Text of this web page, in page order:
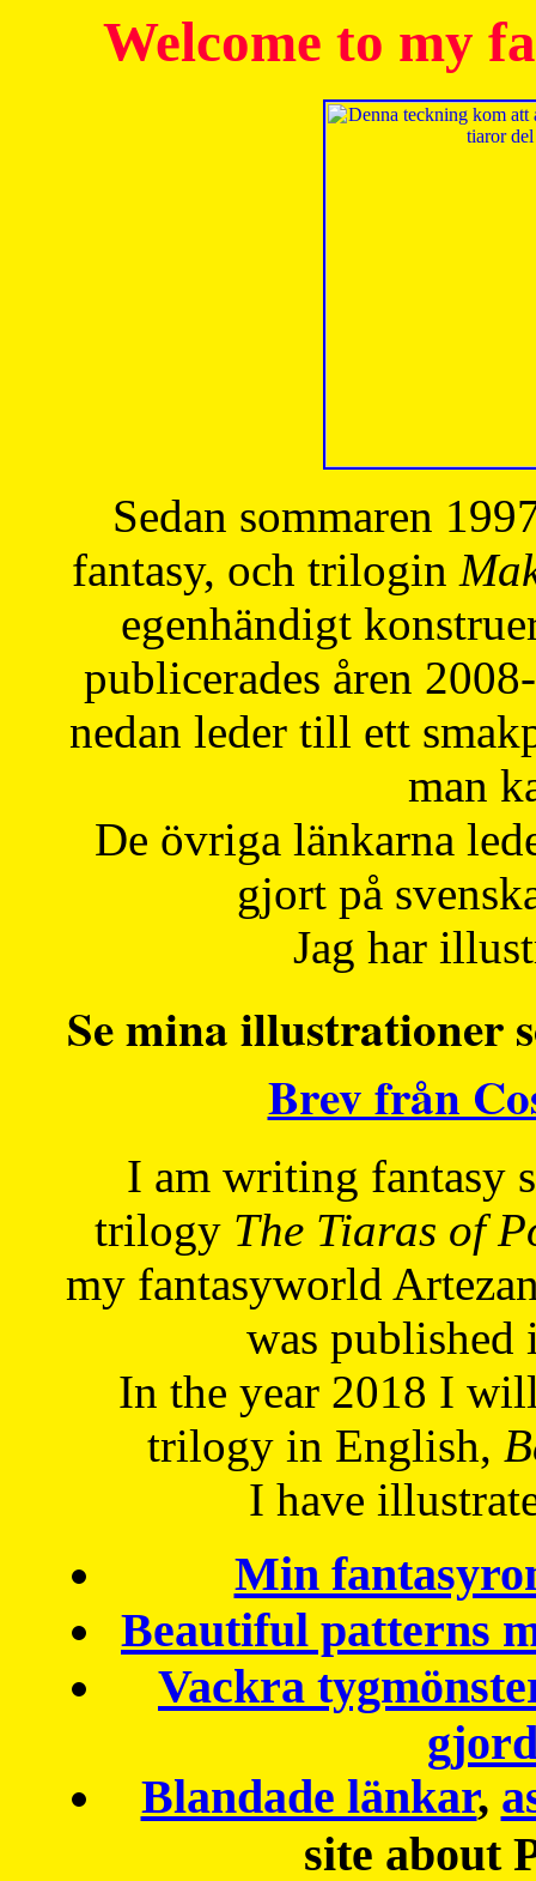
Welcome to my
Sedan sommaren
fantasy, och trilogin
egenhändigt
publicerades åren
nedan leder till ett
man
De övriga länkarna
gjort på
Jag har
Se mina illustrationer
Brev från
I am writing fantasy
trilogy The Tiaras of
my fantasyworld
was published
In the year 2018 I
trilogy in English,
I have
Min
Beautiful patterns
Vackra
Blandade länkar,
site about